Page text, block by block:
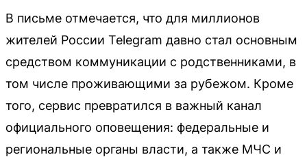
В письме отмечается, что для миллионов
жителей России Telegram давно стал основным
средством коммуникации с родственниками, в
том числе проживающими за рубежом. Кроме
того, сервис превратился в важный канал
официального оповещения: федеральные и
региональные органы власти, а также МЧС и